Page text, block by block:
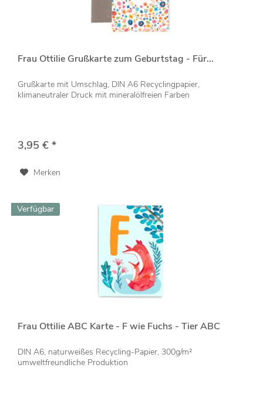
Frau Ottilie Grußkarte zum Geburtstag - Für...
Grußkarte mit Umschlag, DIN A6 Recyclingpapier,
klimaneutraler Druck mit mineralölfreien Farben
3,95 € *
Merken
Verfügbar
Frau Ottilie ABC Karte - F wie Fuchs - Tier ABC
DIN A6, naturweißes Recycling-Papier, 300g/m²
umweltfreundliche Produktion